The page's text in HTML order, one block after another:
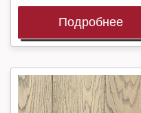
Подробнее